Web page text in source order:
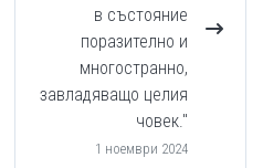
в състояние
поразително и
многостранно,
завладяващо целия
човек."
1 ноември 2024